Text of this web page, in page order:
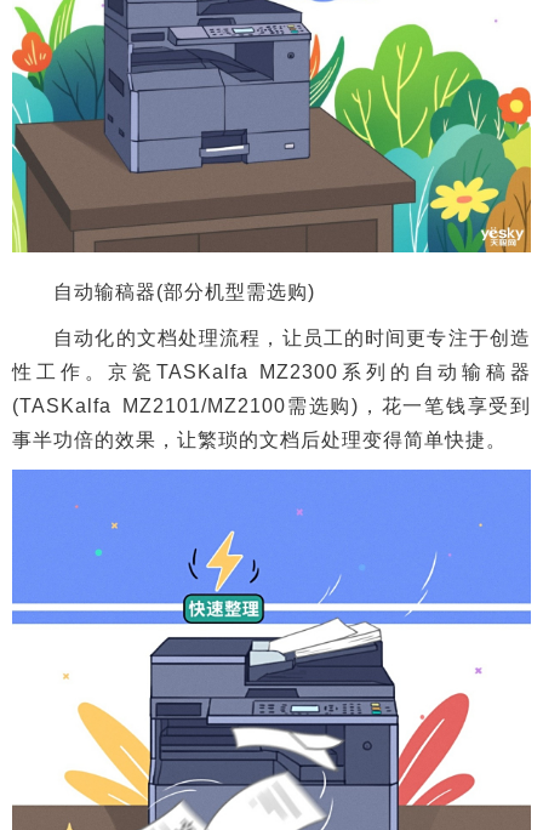
自动输稿器(部分机型需选购)
自动化的文档处理流程，让员工的时间更专注于创造
性工作。京瓷TASKalfa MZ2300系列的自动输稿器
(TASKalfa MZ2101/MZ2100需选购)，花一笔钱享受到
事半功倍的效果，让繁琐的文档后处理变得简单快捷。